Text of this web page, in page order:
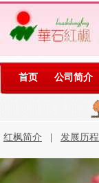
首页 公司简介
红枫简介 发展历程